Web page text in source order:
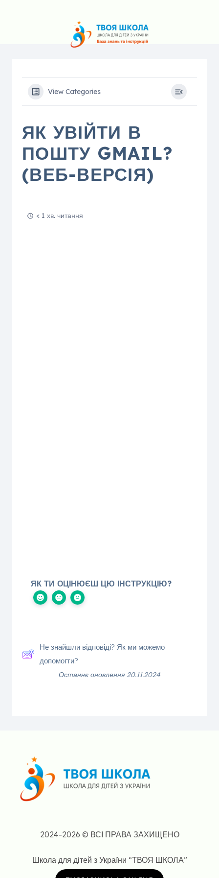
View Categories
ЯК УВІЙТИ В
ПОШТУ GMAIL?
(ВЕБ-ВЕРСІЯ)
< 1 хв. читання
ЯК ТИ ОЦІНЮЄШ ЦЮ ІНСТРУКЦІЮ?
Не знайшли відповіді? Як ми можемо
допомогти?
Останнє оновлення 20.11.2024
2024-2026 © ВСІ ПРАВА ЗАХИЩЕНО
Школа для дітей з України “ТВОЯ ШКОЛА”